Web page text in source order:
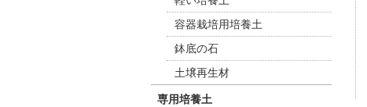
容器栽培用培養土
鉢底の石
土壌再生材
専用培養土